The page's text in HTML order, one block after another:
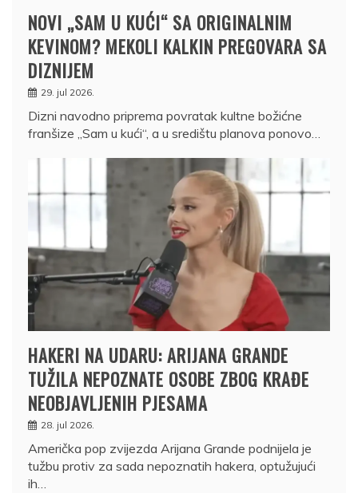
NOVI „SAM U KUĆI“ SA ORIGINALNIM
KEVINOM? MEKOLI KALKIN PREGOVARA SA
DIZNIJEM
29. jul 2026.
Dizni navodno priprema povratak kultne božićne
franšize „Sam u kući“, a u središtu planova ponovo…
HAKERI NA UDARU: ARIJANA GRANDE
TUŽILA NEPOZNATE OSOBE ZBOG KRAĐE
NEOBJAVLJENIH PJESAMA
28. jul 2026.
Američka pop zvijezda Arijana Grande podnijela je
tužbu protiv za sada nepoznatih hakera, optužujući
ih…